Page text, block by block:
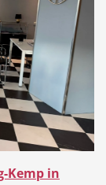
Kemp in